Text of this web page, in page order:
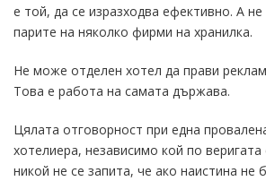
е той, да се изразходва ефективно. А не
парите на няколко фирми на хранилка.
Не може отделен хотел да прави
Това е работа на самата държава.
Цялата отговорност при една
хотелиера, независимо кой по
никой не се запита, че ако наистина не